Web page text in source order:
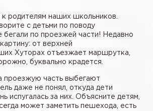
родителям наших школьников.
с детьми по поводу
бегали по проезжей части! Недавно
от верхней
Хуторах отъезжает маршрутка,
буквально крадется.
проезжую часть выбегают
даже не понял, откуда дети
испугалась за них. Объясните детям,
может заметить пешехода, есть